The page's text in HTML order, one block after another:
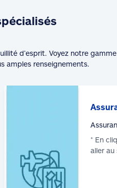
d’esprit. Voyez notre
amples renseignements.
* En
aller au